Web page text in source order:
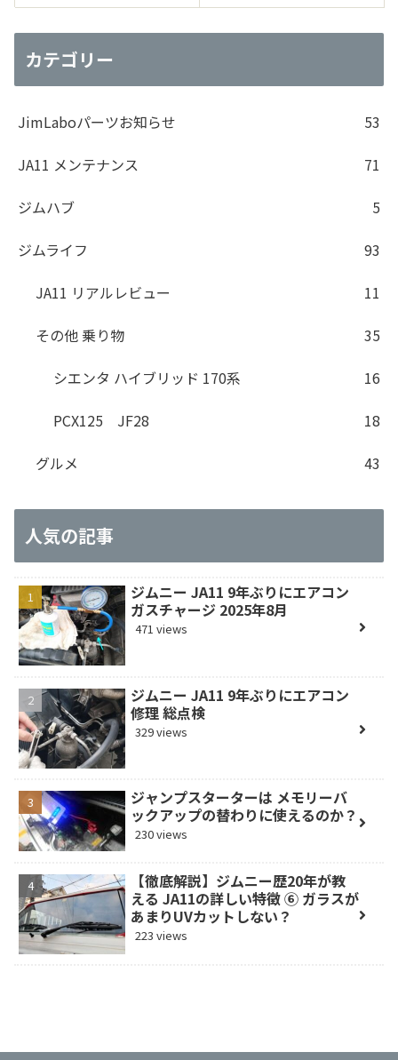
カテゴリー
JimLaboパーツお知らせ
53
JA11 メンテナンス
71
ジムハブ
5
ジムライフ
93
JA11 リアルレビュー
11
その他 乗り物
35
シエンタ ハイブリッド 170系
16
PCX125 JF28
18
グルメ
43
人気の記事
ジムニー JA11 9年ぶりにエアコン
ガスチャージ 2025年8月
471 views
ジムニー JA11 9年ぶりにエアコン
修理 総点検
329 views
ジャンプスターターは メモリーバ
ックアップの替わりに使えるのか？
230 views
【徹底解説】ジムニー歴20年が教
える JA11の詳しい特徴 ⑥ ガラスが
あまりUVカットしない？
223 views